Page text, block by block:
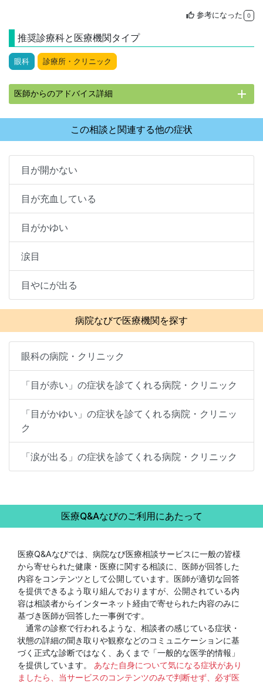
thumb_up 参考になった 0
推奨診療科と医療機関タイプ
眼科 診療所・クリニック
医師からのアドバイス詳細 add
この相談と関連する他の症状
目が開かない
目が充血している
目がかゆい
涙目
目やにが出る
病院なびで医療機関を探す
眼科の病院・クリニック
「目が赤い」の症状を診てくれる病院・クリニック
「目がかゆい」の症状を診てくれる病院・クリニッ
ク
「涙が出る」の症状を診てくれる病院・クリニック
医療Q&Aなびのご利用にあたって
医療Q&Aなびでは、病院なび医療相談サービスに一般の皆様
から寄せられた健康・医療に関する相談に、医師が回答した
内容をコンテンツとして公開しています。医師が適切な回答
を提供できるよう取り組んでおりますが、公開されている内
容は相談者からインターネット経由で寄せられた内容のみに
基づき医師が回答した一事例です。
通常の診察で行われるような、相談者の感じている症状・
状態の詳細の聞き取りや観察などのコミュニケーションに基
づく正式な診断ではなく、あくまで「一般的な医学的情報」
を提供しています。 あなた自身について気になる症状があり
ましたら、当サービスのコンテンツのみで判断せず、必ず医